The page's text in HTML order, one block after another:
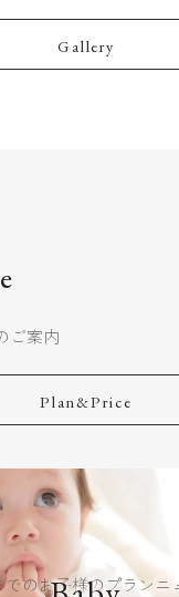
Gallery
ご案内
Plan&Price
のお子様のプランニ